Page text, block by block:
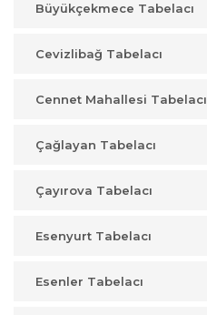
Büyükçekmece Tabelacı
Cevizlibağ Tabelacı
Cennet Mahallesi Tabelacı
Çağlayan Tabelacı
Çayırova Tabelacı
Esenyurt Tabelacı
Esenler Tabelacı